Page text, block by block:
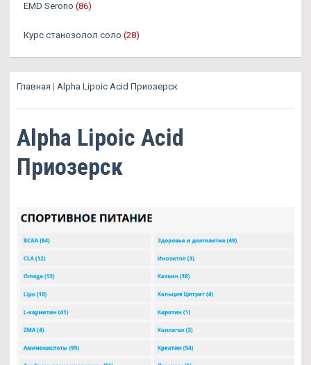
EMD Serono (86)
Курс станозолол соло (28)
Главная | Alpha Lipoic Acid Приозерск
Alpha Lipoic Acid
Приозерск